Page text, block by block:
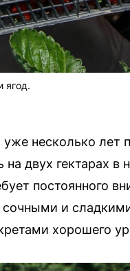
ягод.
несколько лет
на двух гектарах
постоянного
и
хорошего